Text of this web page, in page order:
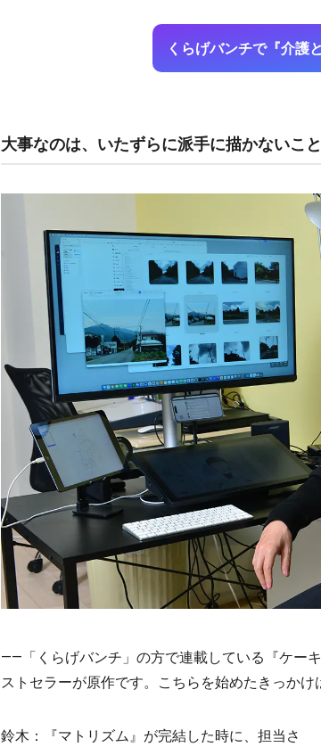
くらげバンチで『介護
大事なのは、いたずらに派手に描かないこと
――「くらげバンチ」の方で連載している『ケー
ストセラーが原作です。こちらを始めたきっかけ
鈴木：『マトリズム』が完結した時に、担当さ